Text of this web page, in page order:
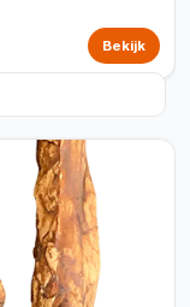
Bekijk